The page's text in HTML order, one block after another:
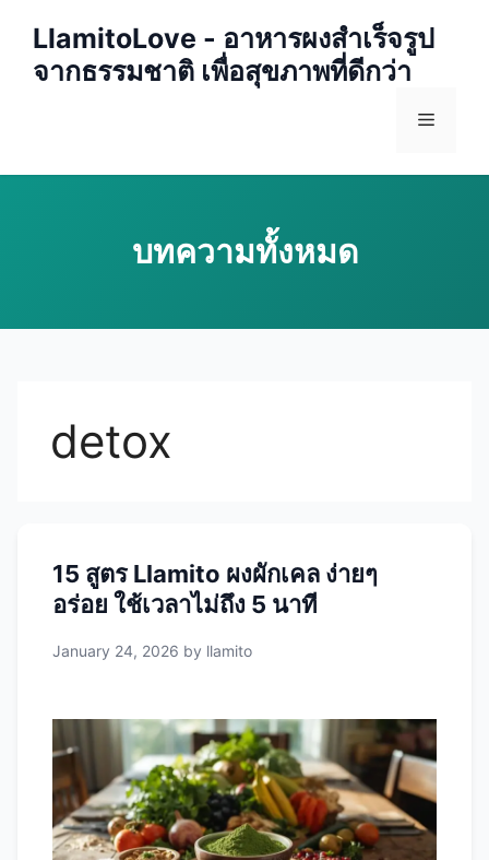
content
LlamitoLove - อาหารผงสำเร็จรูป
จากธรรมชาติ เพื่อสุขภาพที่ดีกว่า
Menu
detox
15 สูตร Llamito ผงผักเคล ง่ายๆ
อร่อย ใช้เวลาไม่ถึง 5 นาที
January 24, 2026 by llamito